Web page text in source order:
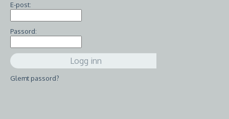
E-post:
Passord:
Glemt passord?